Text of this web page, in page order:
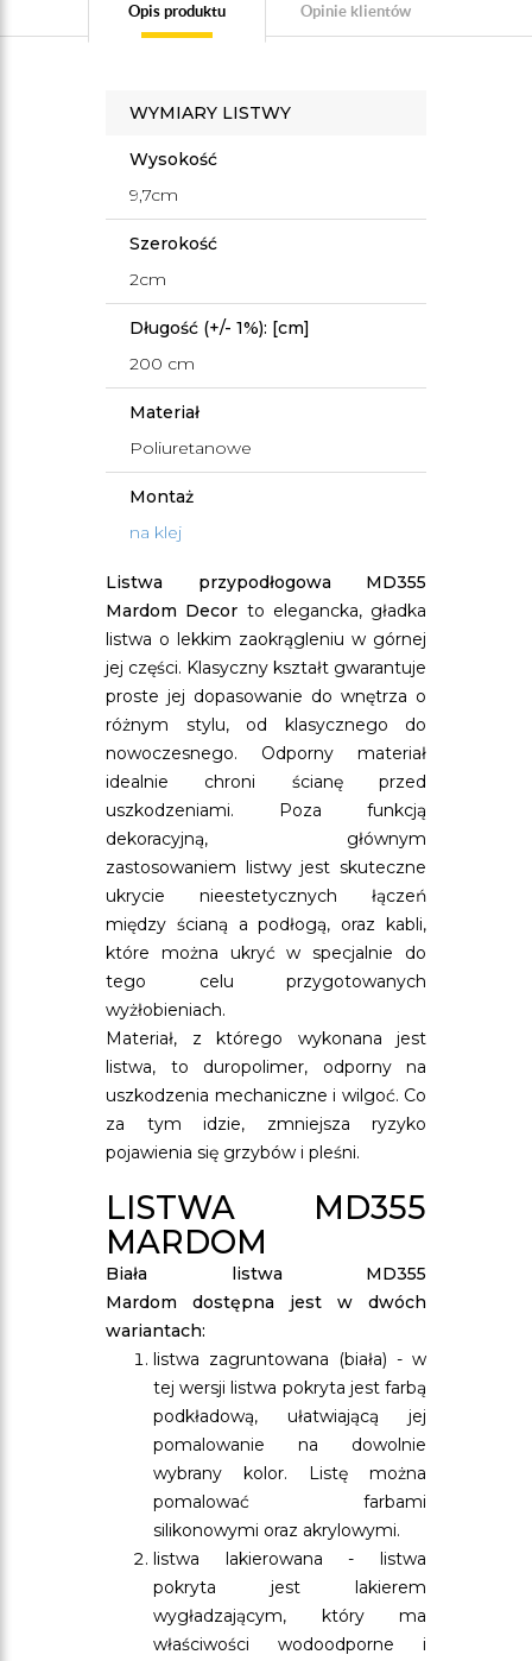
Opis produktu Opinie klientów
WYMIARY LISTWY
Wysokość
9,7cm
Szerokość
2cm
Długość (+/- 1%): [cm]
200 cm
Materiał
Poliuretanowe
Montaż
na klej
Listwa przypodłogowa MD355
Mardom Decor to elegancka, gładka
listwa o lekkim zaokrągleniu w górnej
jej części. Klasyczny kształt gwarantuje
proste jej dopasowanie do wnętrza o
różnym stylu, od klasycznego do
nowoczesnego. Odporny materiał
idealnie chroni ścianę przed
uszkodzeniami. Poza funkcją
dekoracyjną, głównym
zastosowaniem listwy jest skuteczne
ukrycie nieestetycznych łączeń
między ścianą a podłogą, oraz kabli,
które można ukryć w specjalnie do
tego celu przygotowanych
wyżłobieniach.
Materiał, z którego wykonana jest
listwa, to duropolimer, odporny na
uszkodzenia mechaniczne i wilgoć. Co
za tym idzie, zmniejsza ryzyko
pojawienia się grzybów i pleśni.
LISTWA MD355
MARDOM
Biała listwa MD355
Mardom dostępna jest w dwóch
wariantach:
listwa zagruntowana (biała) - w
tej wersji listwa pokryta jest farbą
podkładową, ułatwiającą jej
pomalowanie na dowolnie
wybrany kolor. Listę można
pomalować farbami
silikonowymi oraz akrylowymi.
listwa lakierowana - listwa
pokryta jest lakierem
wygładzającym, który ma
właściwości wodoodporne i